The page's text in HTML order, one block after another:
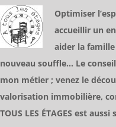
Optimiser
accueillir un
aider la famille
nouveau souffle… Le
mon métier ; venez le
valorisation immobilière,
TOUS LES ÉTAGES est aussi